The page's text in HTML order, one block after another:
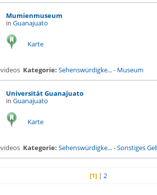
Mumienmuseum
in Guanajuato
Karte
Kategorie: Sehenswürdigke...- Museum
Universität Guanajuato
in Guanajuato
Karte
Kategorie: Sehenswürdigke...-Sonstiges
[1] |2